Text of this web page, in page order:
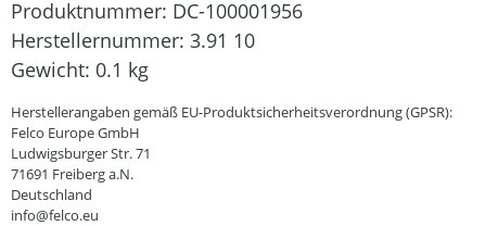
Produktnummer: DC-100001956
Herstellernummer: 3.91 10
Gewicht: 0.1 kg
Herstellerangaben gemäß EU-Produktsicherheitsverordnung (GPSR):
Felco Europe GmbH
Ludwigsburger Str. 71
71691 Freiberg a.N.
Deutschland
info@felco.eu